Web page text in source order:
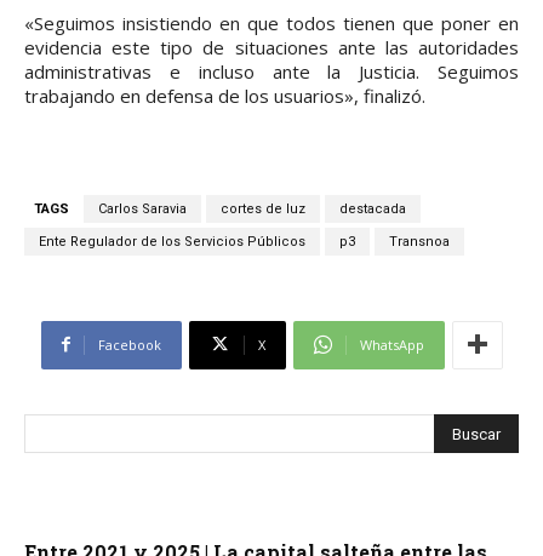
«Seguimos insistiendo en que todos tienen que poner en
evidencia este tipo de situaciones ante las autoridades
administrativas e incluso ante la Justicia. Seguimos
trabajando en defensa de los usuarios», finalizó.
TAGS Carlos Saravia cortes de luz destacada
Ente Regulador de los Servicios Públicos p3 Transnoa
Facebook X WhatsApp